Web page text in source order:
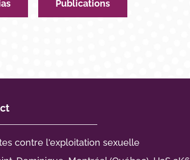
Publications
contre l'exploitation sexuelle